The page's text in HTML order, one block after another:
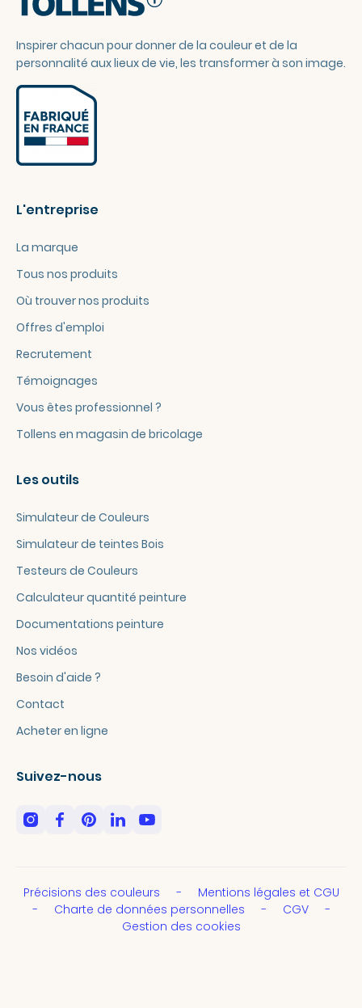
Inspirer chacun pour donner de la couleur et de la
personnalité aux lieux de vie, les transformer à son image.
L'entreprise
La marque
Tous nos produits
Où trouver nos produits
Offres d'emploi
Recrutement
Témoignages
Vous êtes professionnel ?
Tollens en magasin de bricolage
Les outils
Simulateur de Couleurs
Simulateur de teintes Bois
Testeurs de Couleurs
Calculateur quantité peinture
Documentations peinture
Nos vidéos
Besoin d'aide ?
Contact
Acheter en ligne
Suivez-nous
Précisions des couleurs
Mentions légales et CGU
Charte de données personnelles
CGV
Gestion des cookies